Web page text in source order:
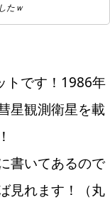
たｗ
トです！1986年
星観測衛星を載
書いてあるので
見れます！（丸